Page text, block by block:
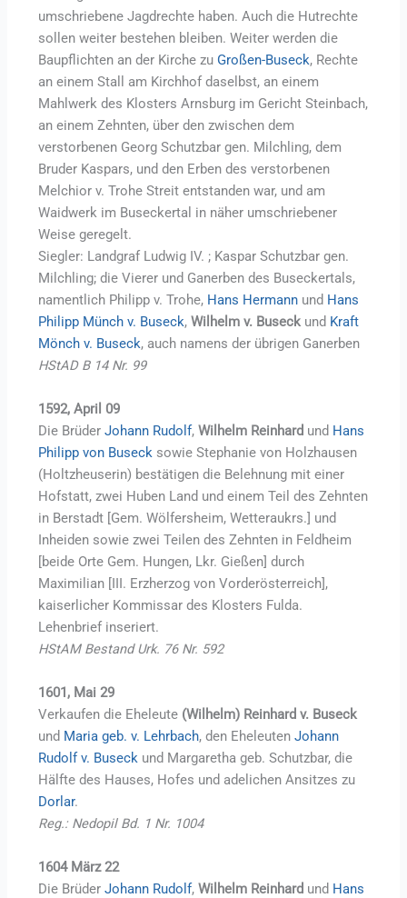
umschriebene Jagdrechte haben. Auch die Hutrechte
sollen weiter bestehen bleiben. Weiter werden die
Baupflichten an der Kirche zu Großen-Buseck, Rechte
an einem Stall am Kirchhof daselbst, an einem
Mahlwerk des Klosters Arnsburg im Gericht Steinbach,
an einem Zehnten, über den zwischen dem
verstorbenen Georg Schutzbar gen. Milchling, dem
Bruder Kaspars, und den Erben des verstorbenen
Melchior v. Trohe Streit entstanden war, und am
Waidwerk im Buseckertal in näher umschriebener
Weise geregelt.
Siegler: Landgraf Ludwig IV. ; Kaspar Schutzbar gen.
Milchling; die Vierer und Ganerben des Buseckertals,
namentlich Philipp v. Trohe, Hans Hermann und Hans
Philipp Münch v. Buseck,Wilhelm v. Buseck und Kraft
Mönch v. Buseck, auch namens der übrigen Ganerben
HStAD B 14 Nr. 99
1592, April 09
Die BrüderJohann Rudolf,Wilhelm Reinhard und Hans
Philipp von Buseck sowie Stephanie von Holzhausen
(Holtzheuserin) bestätigen die Belehnung mit einer
Hofstatt, zwei Huben Land und einem Teil des Zehnten
in Berstadt [Gem. Wölfersheim, Wetteraukrs.] und
Inheiden sowie zwei Teilen des Zehnten in Feldheim
[beide Orte Gem. Hungen, Lkr. Gießen] durch
Maximilian [III. Erzherzog von Vorderösterreich],
kaiserlicher Kommissar des Klosters Fulda.
Lehenbrief inseriert.
HStAM Bestand Urk. 76 Nr. 592
1601, Mai 29
Verkaufen die Eheleute (Wilhelm) Reinhard v. Buseck
und Maria geb. v. Lehrbach, den EheleutenJohann
Rudolf v. Buseck und Margaretha geb. Schutzbar, die
Hälfte des Hauses, Hofes und adelichen Ansitzes zu
Dorlar.
Reg.: Nedopil Bd. 1 Nr. 1004
1604 März 22
Die BrüderJohann Rudolf,Wilhelm Reinhard und Hans